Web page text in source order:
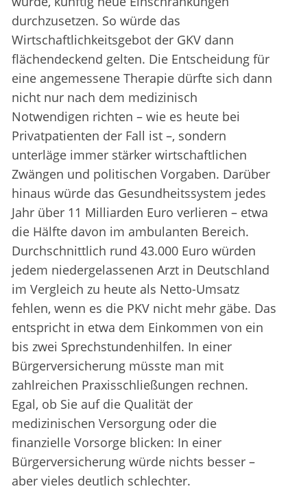
durchzusetzen. So würde das
Wirtschaftlichkeitsgebot der GKV dann
flächendeckend gelten. Die Entscheidung für
eine angemessene Therapie dürfte sich dann
nicht nur nach dem medizinisch
Notwendigen richten – wie es heute bei
Privatpatienten der Fall ist –, sondern
unterläge immer stärker wirtschaftlichen
Zwängen und politischen Vorgaben. Darüber
hinaus würde das Gesundheitssystem jedes
Jahr über 11 Milliarden Euro verlieren – etwa
die Hälfte davon im ambulanten Bereich.
Durchschnittlich rund 43.000 Euro würden
jedem niedergelassenen Arzt in Deutschland
im Vergleich zu heute als Netto-Umsatz
fehlen, wenn es die PKV nicht mehr gäbe. Das
entspricht in etwa dem Einkommen von ein
bis zwei Sprechstundenhilfen. In einer
Bürgerversicherung müsste man mit
zahlreichen Praxisschließungen rechnen.
Egal, ob Sie auf die Qualität der
medizinischen Versorgung oder die
finanzielle Vorsorge blicken: In einer
Bürgerversicherung würde nichts besser –
aber vieles deutlich schlechter.